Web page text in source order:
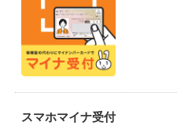
スマホマイナ受付